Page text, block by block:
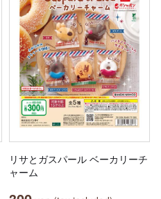
リサとガスパール ベーカリーチ
ャーム